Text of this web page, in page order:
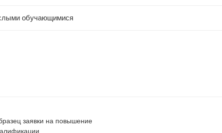
обучающимися
заявки на повышение